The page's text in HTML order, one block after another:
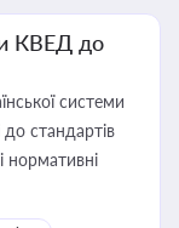
КВЕД до
системи
до стандартів
нормативні